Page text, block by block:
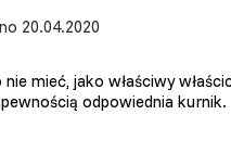
20.04.2020
mieć, jako właściwy
odpowiednia kurnik.